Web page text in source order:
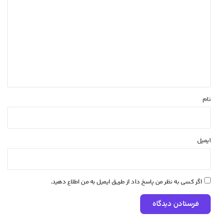
نام
ایمیل
اگر کسی به نظر من پاسخ داد از طریق ایمیل به من اطلاع دهید.